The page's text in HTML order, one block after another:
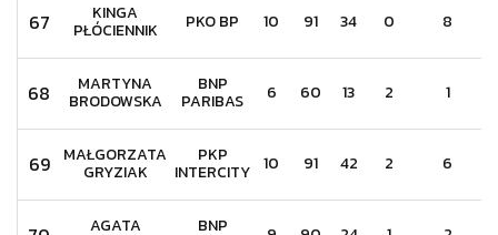
67 KINGA
PŁÓCIENNIK PKO BP 10 91 34 0 8
68 MARTYNA
BRODOWSKA
BNP
PARIBAS 6 60 13 2 1
69 MAŁGORZATA
GRYZIAK
PKP
INTERCITY 10 91 42 2 6
AGATA BNP